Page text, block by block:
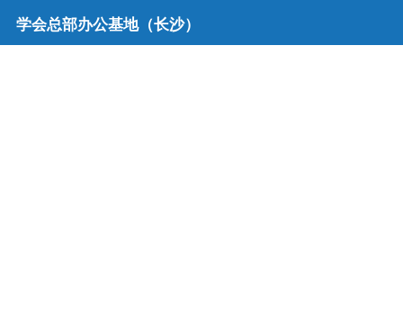
学会总部办公基地（长沙）